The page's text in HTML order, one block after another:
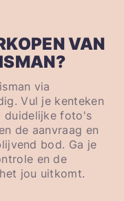
VAN
via
Vul je kenteken
duidelijke foto's
de aanvraag en
bod. Ga je
en de
jou uitkomt.